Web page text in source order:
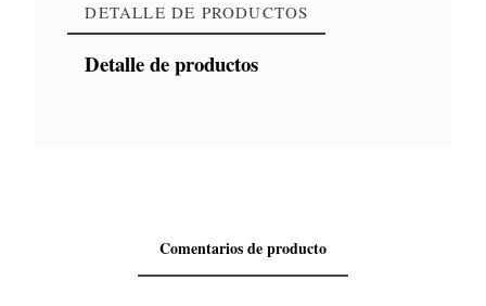
DETALLE DE PRODUCTOS
Detalle de productos
Comentarios de producto